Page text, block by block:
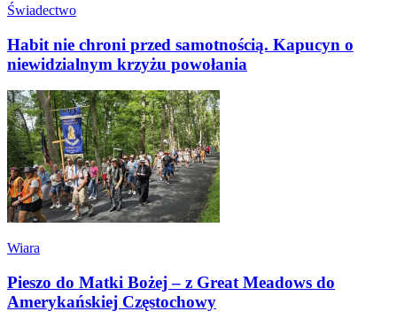
Świadectwo
Habit nie chroni przed samotnością. Kapucyn o
niewidzialnym krzyżu powołania
Wiara
Pieszo do Matki Bożej – z Great Meadows do
Amerykańskiej Częstochowy